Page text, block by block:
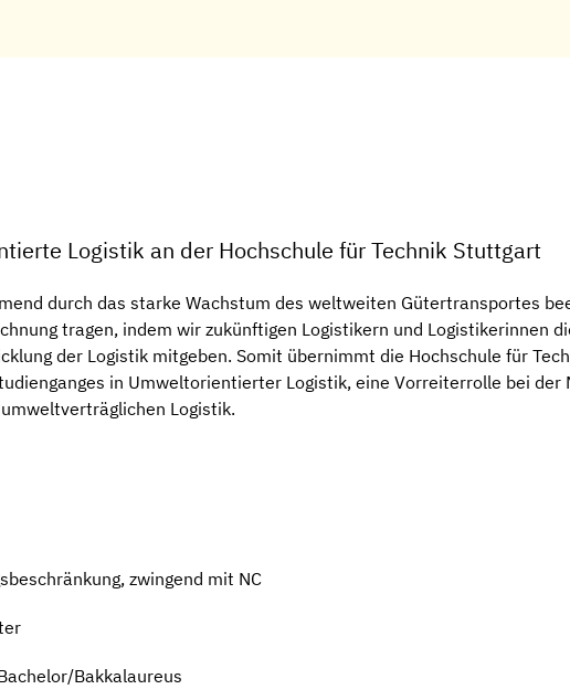
Logistik an der Hochschule für Technik Stuttgart
durch das starke Wachstum des weltweiten Gütertransportes
tragen, indem wir zukünftigen Logistikern und Logistikerinnen
der Logistik mitgeben. Somit übernimmt die Hochschule für
in Umweltorientierter Logistik, eine Vorreiterrolle bei der
Logistik.
zwingend mit NC
Bakkalaureus